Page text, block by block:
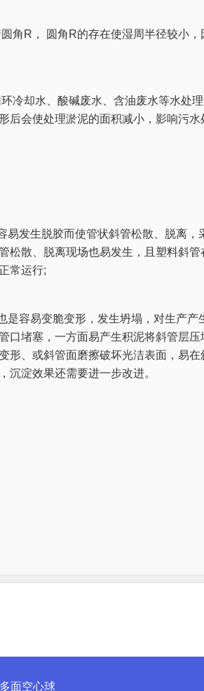
角R， 圆角R的存在使湿周半径较小，
冷却水、酸碱废水、含油废水等水处理
后会使处理淤泥的面积减小，影响污水
易发生脱胶而使管状斜管松散、脱离，
松散、脱离现场也易发生，且塑料斜管
常运行;
容易变脆变形，发生坍塌，对生产产
口堵塞，一方面易产生积泥将斜管层压
形、或斜管面磨擦破坏光洁表面，易在
沉淀效果还需要进一步改进。
多面空心球